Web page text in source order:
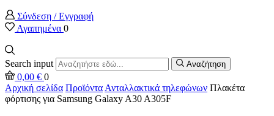
Σύνδεση / Εγγραφή
Αγαπημένα 0
Search input Αναζήτηση
0,00 € 0
Αρχική σελίδα Προϊόντα Ανταλλακτικά τηλεφώνων Πλακέτα
φόρτισης για Samsung Galaxy A30 A305F